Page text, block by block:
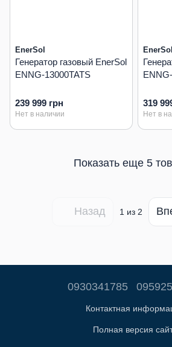
EnerSol
Генератор газовый EnerSol
ENNG-13000TATS
239 999 грн
Нет в наличии
EnerSol
319
Нет в
Показать еще 5
Назад 1 из 2
0930341785
Контактная
Полная версия